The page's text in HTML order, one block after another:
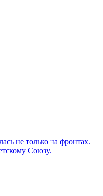
не только на фронтах.
Союзу.